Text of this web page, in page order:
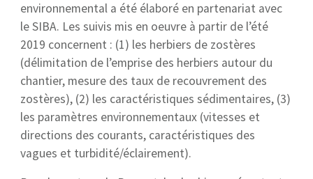
environnemental a été élaboré en partenariat avec
le SIBA. Les suivis mis en oeuvre à partir de l’été
2019 concernent : (1) les herbiers de zostères
(délimitation de l’emprise des herbiers autour du
chantier, mesure des taux de recouvrement des
zostères), (2) les caractéristiques sédimentaires, (3)
les paramètres environnementaux (vitesses et
directions des courants, caractéristiques des
vagues et turbidité/éclairement).